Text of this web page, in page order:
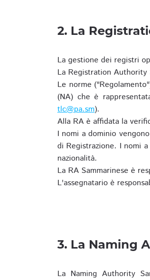
2. La
La gestione dei registri
La Registration Authority
Le norme
(NA) che è
tlc@pa.sm).
Alla RA è affidata la
I nomi a dominio
di Registrazione. I nomi
nazionalità.
La RA Sammarinese è
L'assegnatario è
3. La Naming
La Naming Authority